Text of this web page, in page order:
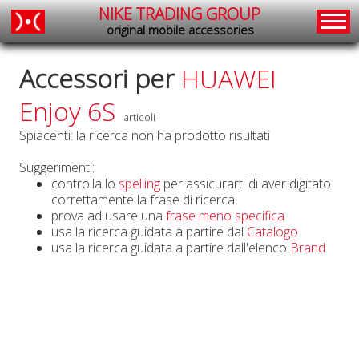
NIKE TRADING GROUP
original mobile accessories
Accessori per HUAWEI
Enjoy 6S
articoli
Spiacenti: la ricerca non ha prodotto risultati
Suggerimenti:
controlla lo spelling per assicurarti di aver digitato
correttamente la frase di ricerca
prova ad usare una frase meno specifica
usa la ricerca guidata a partire dal Catalogo
usa la ricerca guidata a partire dall'elenco Brand